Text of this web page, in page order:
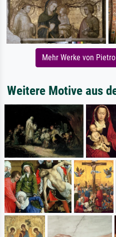
Mehr Werke von
Weitere Motive aus